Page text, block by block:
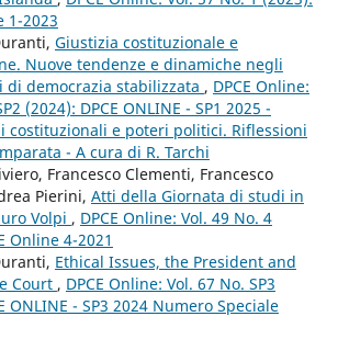
1-2023
Giustizia costituzionale e
Nuove tendenze e dinamiche negli
democrazia stabilizzata , DPCE Online:
(2024): DPCE ONLINE - SP1 2025 -
costituzionali e poteri politici. Riflessioni
- A cura di R. Tarchi
Francesco Clementi, Francesco
Pierini, Atti della Giornata di studi in
Volpi , DPCE Online: Vol. 49 No. 4
Online 4-2021
Ethical Issues, the President and
Court , DPCE Online: Vol. 67 No. SP3
ONLINE - SP3 2024 Numero Speciale